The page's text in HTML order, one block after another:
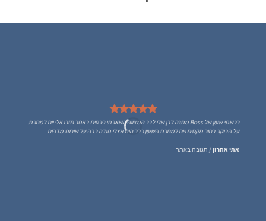
רכשתי שעון של Boss מתנה לבן שלי לבר המצווה השארתי פרטים באתר חזרו אלי יום למחרת
על הבוקר בחור מקסים ויום למחרת השעון כבר היה אצלי תודה רבה על שירות מדהים
אתי אהרון/ תגובה באתר